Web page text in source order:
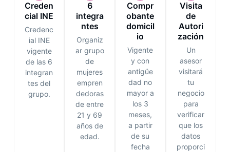
Creden
cial INE
Credenc
ial INE
vigente
de las 6
integran
tes del
grupo.
6
integra
ntes
Organiz
ar grupo
de
mujeres
empren
dedoras
de entre
21 y 69
años de
edad.
Compr
obante
domicil
io
Vigente
y con
antigüe
dad no
mayor a
los 3
meses,
a partir
de su
fecha
Visita
de
Autori
zación
Un
asesor
visitará
tu
negocio
para
verificar
que los
datos
proporci